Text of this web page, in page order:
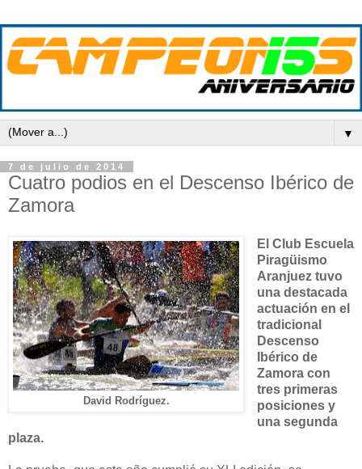
▼
7 de julio de 2014
Cuatro podios en el Descenso Ibérico de
Zamora
David Rodríguez.
El Club Escuela
Piragüismo
Aranjuez tuvo
una destacada
actuación en el
tradicional
Descenso
Ibérico de
Zamora con
tres primeras
posiciones y
una segunda
plaza.